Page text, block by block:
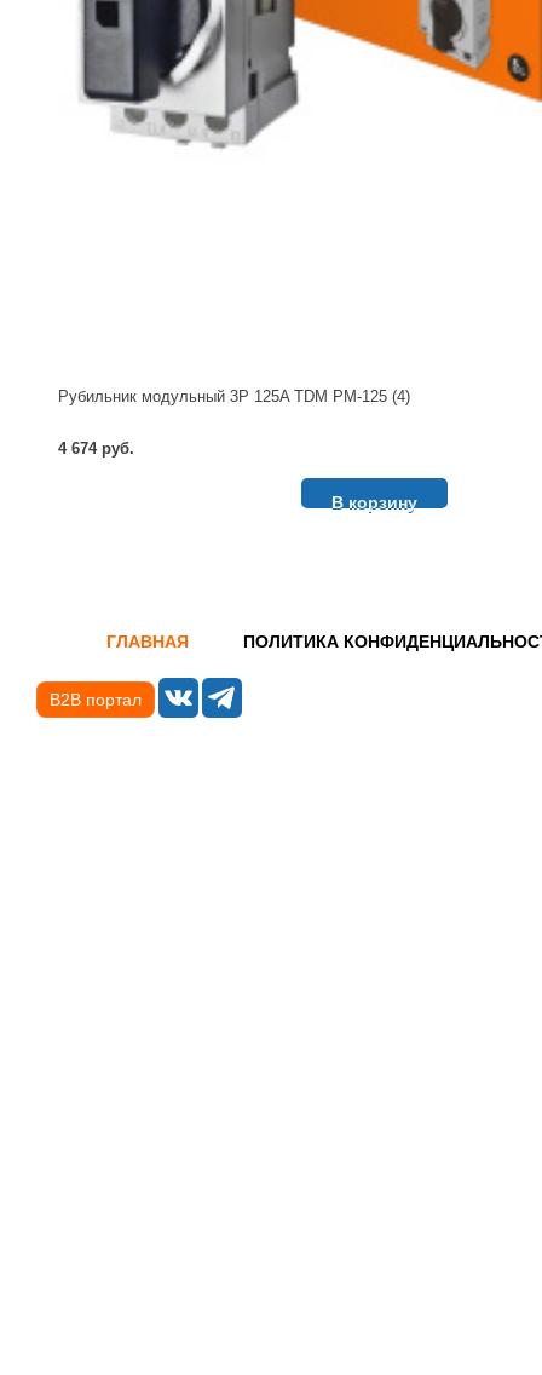
Рубильник модульный 3P 125A TDM РМ-125 (4)
4 674 руб.
В корзину
ГЛАВНАЯ ПОЛИТИКА
B2B портал